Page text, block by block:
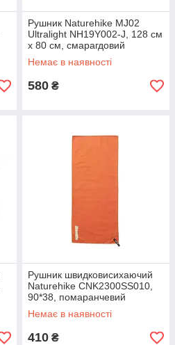
Рушник Naturehike MJ02
Ultralight NH19Y002-J, 128 см
х 80 см, смарагдовий
Немає в наявності
580 ₴
Рушник швидковисихаючий
Naturehike CNK2300SS010,
90*38, помаранчевий
Немає в наявності
410 ₴